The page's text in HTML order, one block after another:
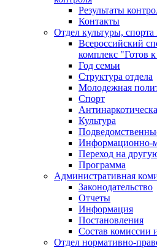
Результаты
Контакты
Отдел культуры,
Всероссийский
комплекс "Готов
Год семьи
Структура отдела
Молодежная
Спорт
Культура
Информационно-
Переход на
Программа
Административная
Законодательство
Отчеты
Информация
Постановления
Состав комиссии
Отдел нормативно-